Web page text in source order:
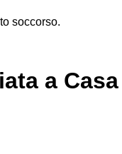
soccorso.
a